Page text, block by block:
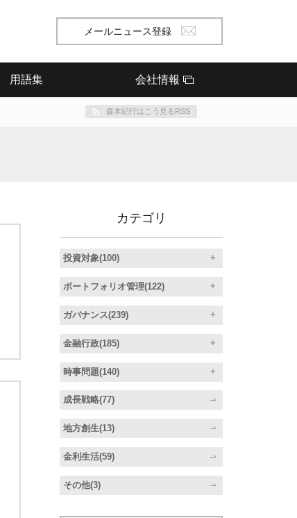
メールニュース登録
用語集 会社情報
森本紀行はこう見るRSS
カテゴリ
投資対象(100)
ポートフォリオ管理(122)
ガバナンス(239)
金融行政(185)
時事問題(140)
成長戦略(77)
地方創生(13)
金利生活(59)
その他(3)